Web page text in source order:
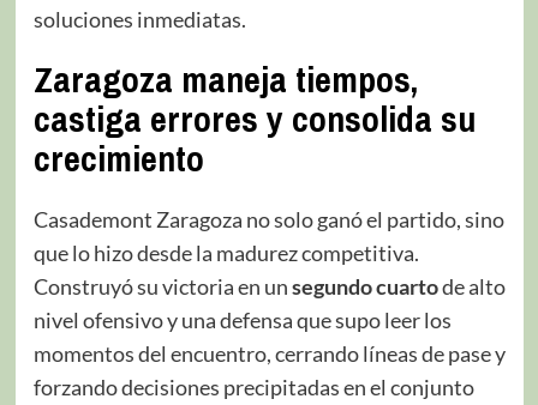
soluciones inmediatas.
Zaragoza maneja tiempos,
castiga errores y consolida su
crecimiento
Casademont Zaragoza no solo ganó el partido, sino
que lo hizo desde la madurez competitiva.
Construyó su victoria en unsegundo cuartode alto
nivel ofensivo y una defensa que supo leer los
momentos del encuentro, cerrando líneas de pase y
forzando decisiones precipitadas en el conjunto